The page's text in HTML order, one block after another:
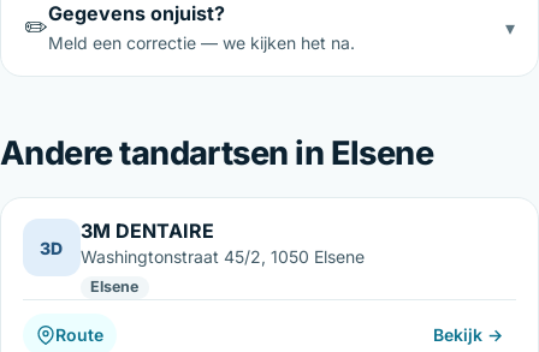
✏️Gegevens onjuist?
Meld een correctie — we kijken het na.
▾
Andere tandartsen in Elsene
3D
3M DENTAIRE
Washingtonstraat 45/2, 1050 Elsene
Elsene
Route Bekijk →